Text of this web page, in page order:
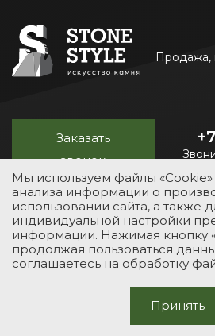
Продажа,
Заказать
звонок
УСЛУГИ КАТАЛОГ
КОНТАКТЫ
© 2012-2026
Мы используем файлы
анализа информации о
использовании сайта, а также
индивидуальной настройки
информации. Нажимая кнопку
продолжая пользоваться
соглашаетесь на обработку
Принять